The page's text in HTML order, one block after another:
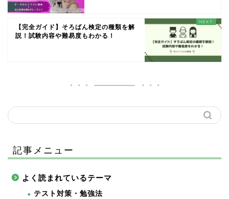
【完全ガイド】そろばん検定の種類を解
説！試験内容や難易度もわかる！
記事メニュー
よく読まれているテーマ
テスト対策・勉強法